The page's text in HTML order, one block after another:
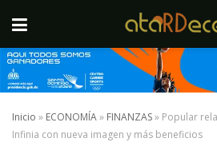
Inicio » ECONOMÍA» FINANZAS» Popular
Infinia con nueva imagen y más beneficios